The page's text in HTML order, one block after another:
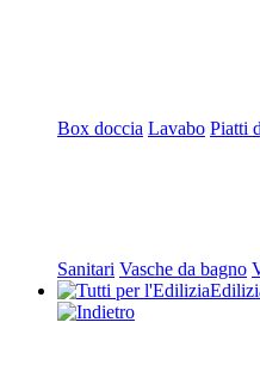
Box doccia Lavabo Piatti
Sanitari Vasche da bagno